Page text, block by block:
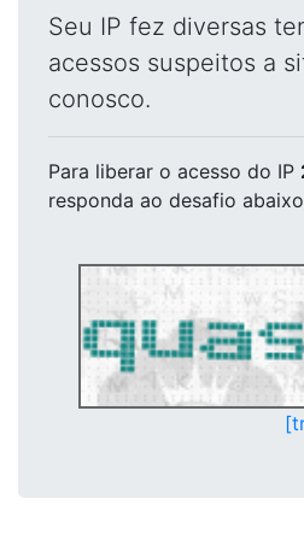
Seu IP fez diversas
acessos suspeitos a
conosco.
Para liberar o acesso do IP
responda ao desafio